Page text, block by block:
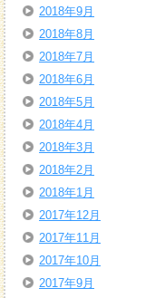
2018年9月
2018年8月
2018年7月
2018年6月
2018年5月
2018年4月
2018年3月
2018年2月
2018年1月
2017年12月
2017年11月
2017年10月
2017年9月